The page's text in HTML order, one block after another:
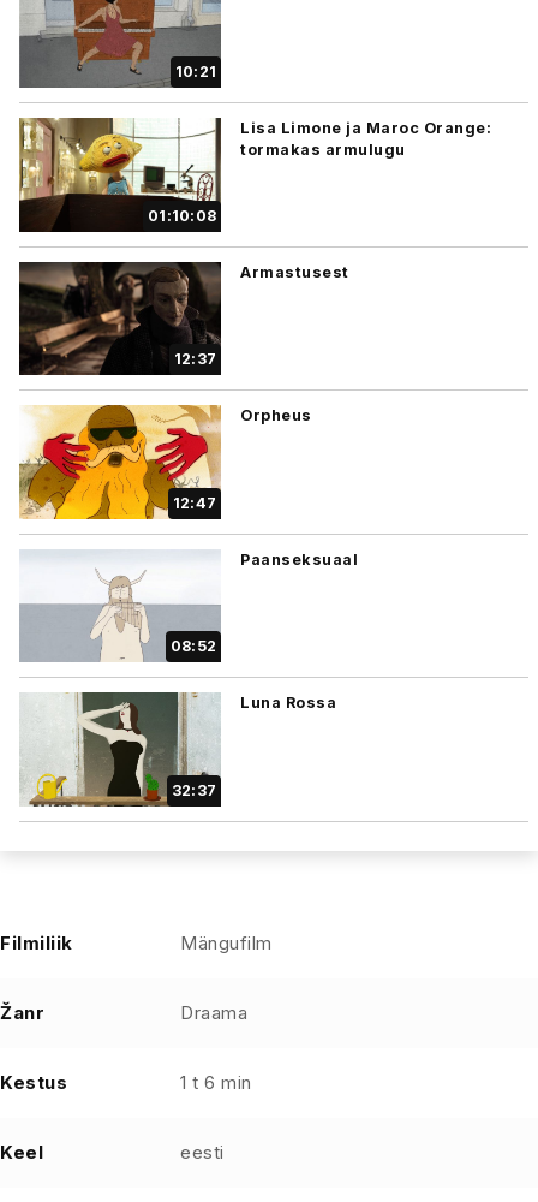
10:21
01:10:08
Lisa Limone ja Maroc Orange:
tormakas armulugu
12:37
Armastusest
12:47
Orpheus
08:52
Paanseksuaal
32:37
Luna Rossa
Filmiliik Mängufilm
Žanr Draama
Kestus 1 t 6 min
Keel eesti